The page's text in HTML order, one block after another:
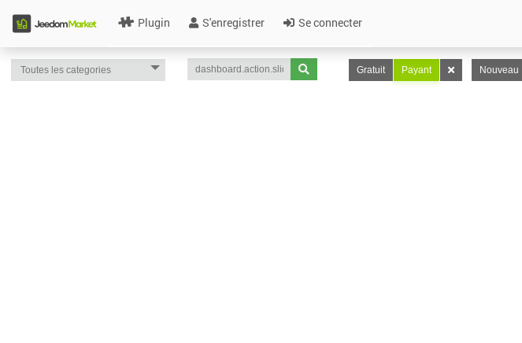
Plugin S'enregistrer Se connecter
Gratuit Payant Nouveau